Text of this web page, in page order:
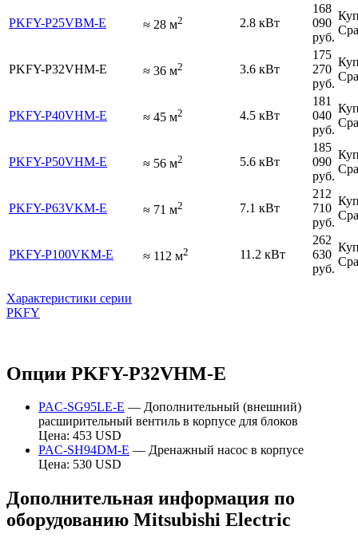
PKFY-P25VBM-E ≈ 28 м2 2.8 кВт
168
090
руб.
PKFY-P32VHM-E ≈ 36 м2 3.6 кВт
175
270
руб.
PKFY-P40VHM-E ≈ 45 м2 4.5 кВт
181
040
руб.
PKFY-P50VHM-E ≈ 56 м2 5.6 кВт
185
090
руб.
PKFY-P63VKM-E ≈ 71 м2 7.1 кВт
212
710
руб.
PKFY-P100VKM-E ≈ 112 м2 11.2 кВт
262
630
руб.
Характеристики серии
PKFY
Опции PKFY-P32VHM-E
PAC-SG95LE-E — Дополнительный (внешний)
расширительный вентиль в корпусе для блоков
Цена: 453 USD
PAC-SH94DM-E — Дренажный насос в корпусе
Цена: 530 USD
Дополнительная информация по
оборудованию Mitsubishi Electric